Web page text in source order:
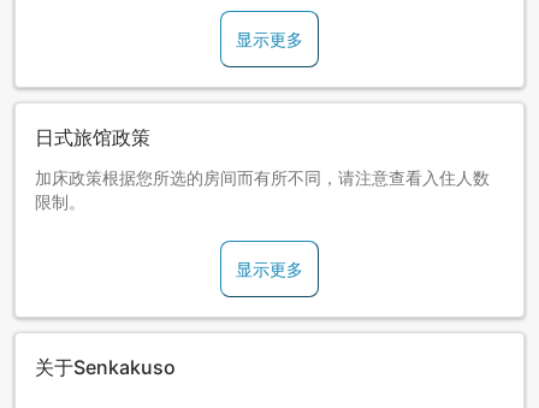
显示更多
日式旅馆政策
加床政策根据您所选的房间而有所不同，请注意查看入住人数
限制。
显示更多
关于Senkakuso